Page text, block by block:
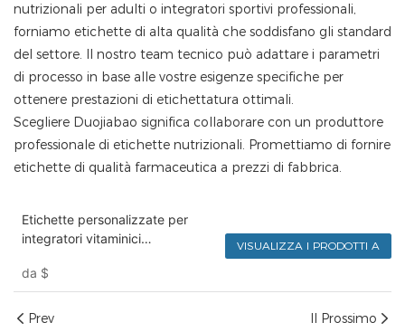
nutrizionali per adulti o integratori sportivi professionali,
forniamo etichette di alta qualità che soddisfano gli standard
del settore. Il nostro team tecnico può adattare i parametri
di processo in base alle vostre esigenze specifiche per
ottenere prestazioni di etichettatura ottimali.
Scegliere Duojiabao significa collaborare con un produttore
professionale di etichette nutrizionali. Promettiamo di fornire
etichette di qualità farmaceutica a prezzi di fabbrica.
Etichette personalizzate per
integratori vitaminici
Opache UV per flaconi di DHA e
nutrienti
da $
VISUALIZZA I PRODOTTI A
Prev Il Prossimo